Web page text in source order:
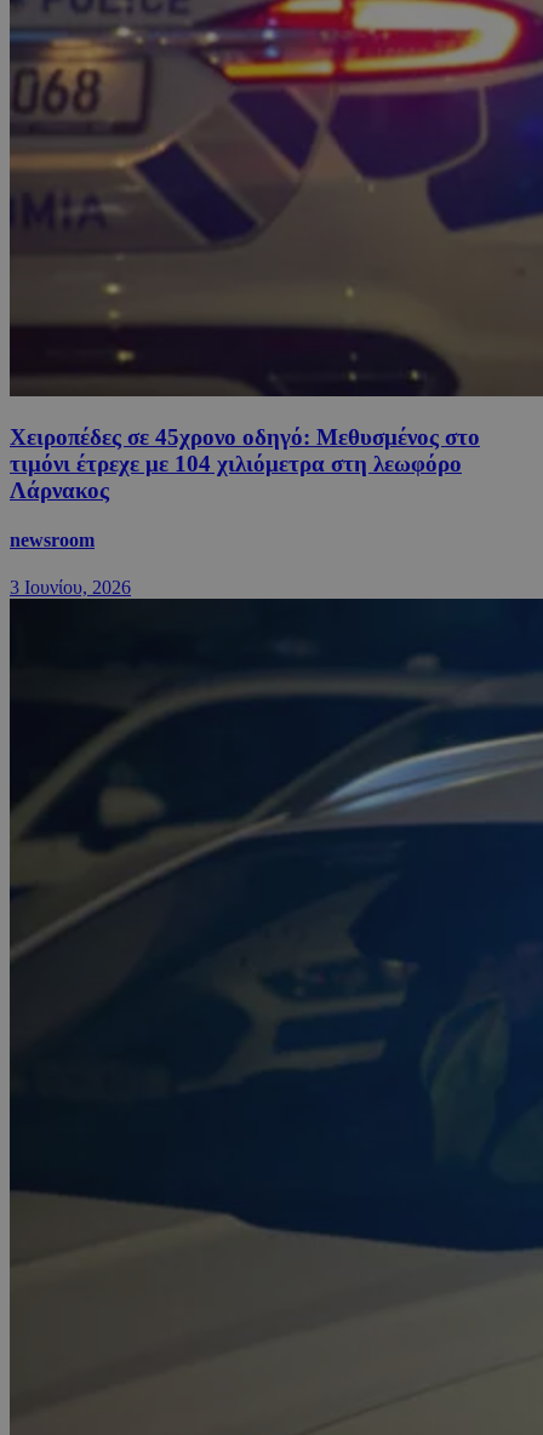
Χειροπέδες σε 45χρονο οδηγό: Μεθυσμένος στο
τιμόνι έτρεχε με 104 χιλιόμετρα στη λεωφόρο
Λάρνακος
newsroom
3 Ιουνίου, 2026